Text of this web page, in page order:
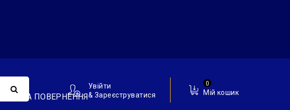
ТА ПОВЕРНЕННЯ Мій кошик
0
Увійти
& Зареєструватися